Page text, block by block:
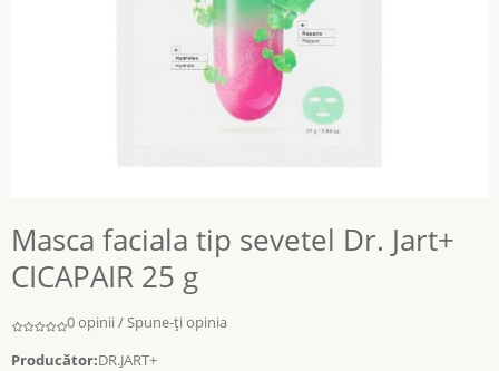
Masca faciala tip sevetel Dr. Jart+
CICAPAIR 25 g
0 opinii /Spune-ţi opinia
Producător:DR.JART+